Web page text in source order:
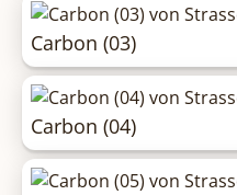
Carbon (03)
Carbon (04)